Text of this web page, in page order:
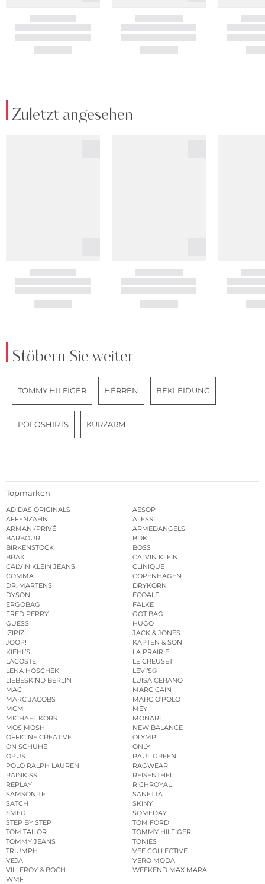
Zuletzt angesehen
Stöbern Sie weiter
TOMMY HILFIGER HERREN BEKLEIDUNG
POLOSHIRTS KURZARM
Topmarken
ADIDAS ORIGINALS
AESOP
AFFENZAHN
ALESSI
ARMANI/PRIVÉ
ARMEDANGELS
BARBOUR
BDK
BIRKENSTOCK
BOSS
BRAX
CALVIN KLEIN
CALVIN KLEIN JEANS
CLINIQUE
COMMA
COPENHAGEN
DR. MARTENS
DRYKORN
DYSON
ECOALF
ERGOBAG
FALKE
FRED PERRY
GOT BAG
GUESS
HUGO
IZIPIZI
JACK & JONES
JOOP!
KAPTEN & SON
KIEHL’S
LA PRAIRIE
LACOSTE
LE CREUSET
LENA HOSCHEK
LEVI’S®
LIEBESKIND BERLIN
LUISA CERANO
MAC
MARC CAIN
MARC JACOBS
MARC O’POLO
MCM
MEY
MICHAEL KORS
MONARI
MOS MOSH
NEW BALANCE
OFFICINE CREATIVE
OLYMP
ON SCHUHE
ONLY
OPUS
PAUL GREEN
POLO RALPH LAUREN
RAGWEAR
RAINKISS
REISENTHEL
REPLAY
RICHROYAL
SAMSONITE
SANETTA
SATCH
SKINY
SMEG
SOMEDAY
STEP BY STEP
TOM FORD
TOM TAILOR
TOMMY HILFIGER
TOMMY JEANS
TONIES
TRIUMPH
VEE COLLECTIVE
VEJA
VERO MODA
VILLEROY & BOCH
WEEKEND MAX MARA
WMF